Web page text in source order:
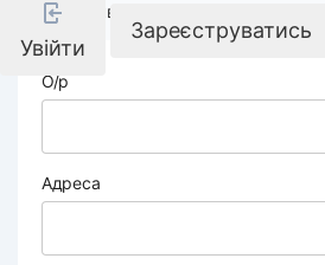
Увійти
Зареєструватись
Реквізити компанії
О/р
Адреса